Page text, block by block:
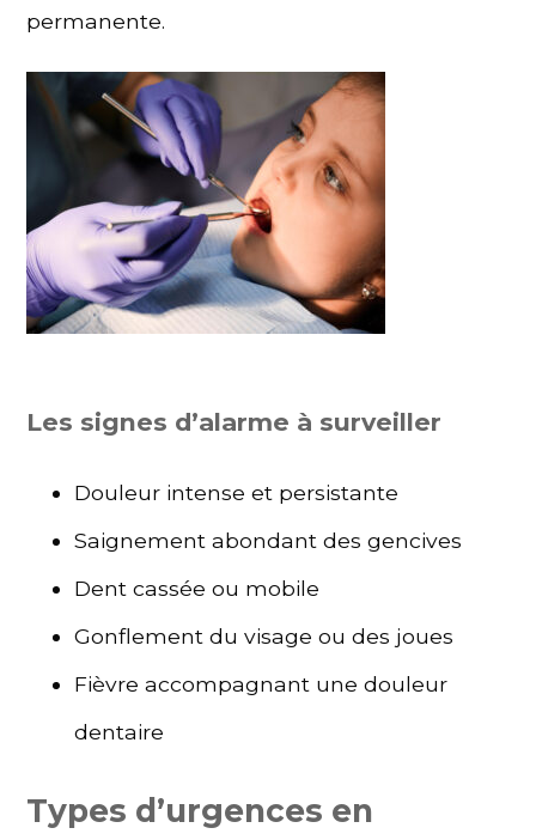
permanente.
Les signes d’alarme à surveiller
Douleur intense et persistante
Saignement abondant des gencives
Dent cassée ou mobile
Gonflement du visage ou des joues
Fièvre accompagnant une douleur
dentaire
Types d’urgences en